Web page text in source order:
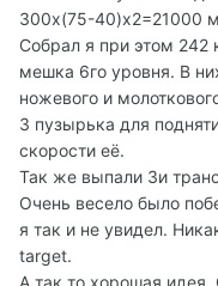
300x(75-40)x2=21000
Собрал я при этом 242
мешка 6го уровня. В
ножевого и
3 пузырька для
скорости её.
Так же выпали 3и
Очень весело было
я так и не увидел.
target.